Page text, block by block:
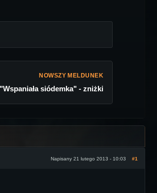
NOWSZY MELDUNEK
siódemka" - zniżki
Napisany 21 lutego 2013 - 10:03 #1